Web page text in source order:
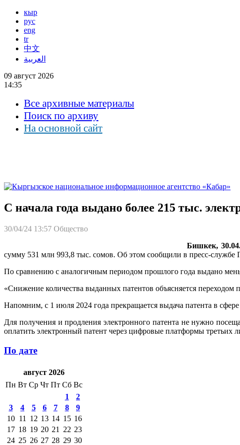
кыр
рус
eng
tr
中文
العربية
09 август 2026
14:35
Все архивные материалы
Поиск по архиву
На основной сайт
С начала года выдано более 215 тыс.
30/04/24 13:57 Общество
Бишкек,
сумму 531 млн 993,8 тыс. сомов. Об этом сообщили в пресс-службе
По сравнению с аналогичным периодом прошлого года выдано
«Снижение количества выданных патентов объясняется
Напомним, с 1 июля 2024 года прекращается выдача патента в сфере
Для получения и продления электронного патента не нужно
оплатить электронный патент через цифровые платформы третьих
По дате
август 2026
Пн Вт Ср Чт Пт Сб Вс
1
2
3
4 5 6 7 8
9
10 11 12 13 14 15 16
17 18 19 20 21 22 23
24 25 26 27 28 29 30